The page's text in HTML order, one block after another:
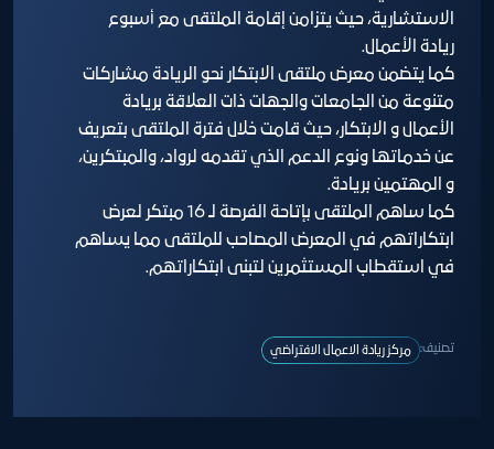
الاستشارية، حيث يتزامن إقامة الملتقى مع أسبوع
ريادة الأعمال.
كما يتضمن معرض ملتقى الابتكار نحو الريادة مشاركات
متنوعة من الجامعات والجهات ذات العلاقة بريادة
الأعمال و الابتكار، حيث قامت خلال فترة الملتقى بتعريف
عن خدماتها ونوع الدعم الذي تقدمه لرواد، والمبتكرين،
و المهتمين بريادة.
كما ساهم الملتقى بإتاحة الفرصة لـ 16 مبتكر لعرض
ابتكاراتهم في المعرض المصاحب للملتقى مما يساهم
في استقطاب المستثمرين لتبنى ابتكاراتهم.
تصنيف: مركز ريادة الاعمال الافتراضي